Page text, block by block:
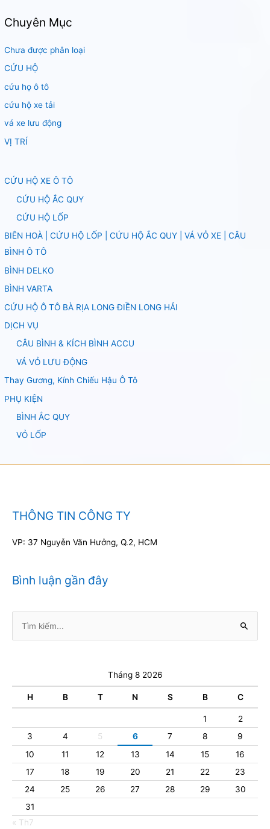
Chuyên Mục
Chưa được phân loại
CỨU HỘ
cứu họ ô tô
cứu hộ xe tải
vá xe lưu động
VỊ TRÍ
CỨU HỘ XE Ô TÔ
CỨU HỘ ẮC QUY
CỨU HỘ LỐP
BIÊN HOÀ | CỨU HỘ LỐP | CỨU HỘ ẮC QUY | VÁ VỎ XE | CÂU
BÌNH Ô TÔ
BÌNH DELKO
BÌNH VARTA
CỨU HỘ Ô TÔ BÀ RỊA LONG ĐIỀN LONG HẢI
DỊCH VỤ
CÂU BÌNH & KÍCH BÌNH ACCU
VÁ VỎ LƯU ĐỘNG
Thay Gương, Kính Chiếu Hậu Ô Tô
PHỤ KIỆN
BÌNH ẮC QUY
VỎ LỐP
THÔNG TIN CÔNG TY
VP: 37 Nguyễn Văn Hưởng, Q.2, HCM
Bình luận gần đây
kiếm:
Tháng 8 2026
H B T N S B C
1
2
3
4 5 6 7 8
9
10
11 12 13 14 15
16
17
18 19 20 21 22
23
24
25 26 27 28 29
30
31
« Th7